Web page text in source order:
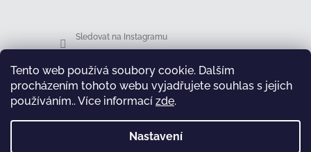
Tento web používá soubory cookie. Dalším
procházením tohoto webu vyjadřujete souhlas s jejich
používáním.. Více informací zde.
Nastavení
Sledovat na Instagramu
Facebook
test